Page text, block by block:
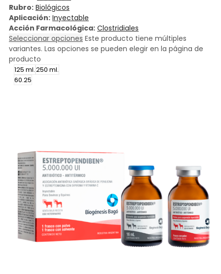
Rubro: Biológicos
Aplicación: Inyectable
Acción Farmacológica: Clostridiales
Seleccionar opciones Este producto tiene múltiples
variantes. Las opciones se pueden elegir en la página de
producto
125 ml.250 ml.
60.25